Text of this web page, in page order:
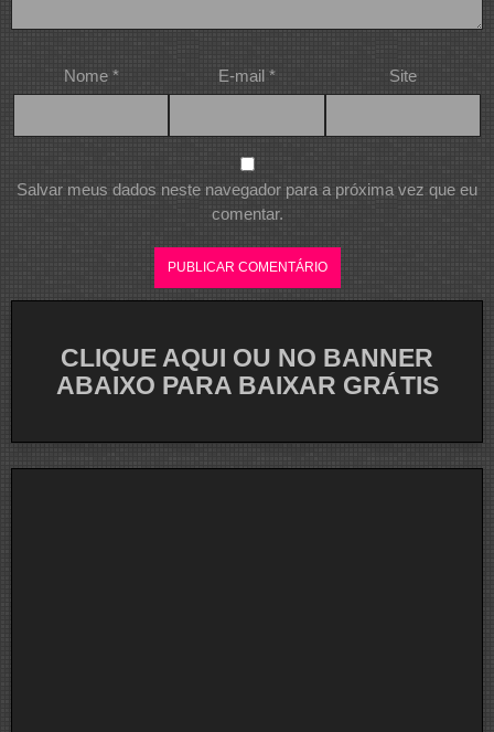
Nome * E-mail * Site
Salvar meus dados neste navegador para a próxima vez que eu
comentar.
CLIQUE AQUI OU NO BANNER
ABAIXO PARA BAIXAR GRÁTIS